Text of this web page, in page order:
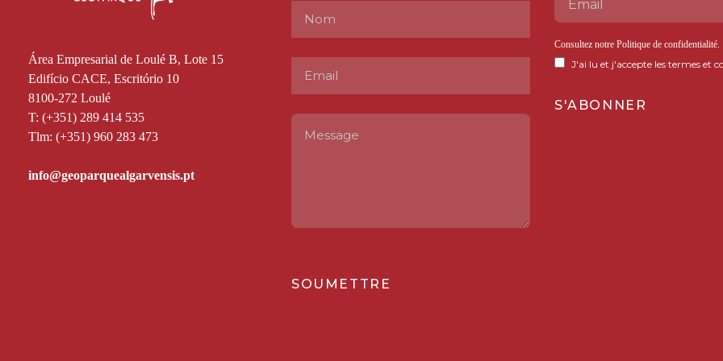
Área Empresarial de Loulé B, Lote 15
Edifício CACE, Escritório 10
8100-272 Loulé
T: (+351) 289 414 535
Tlm: (+351) 960 283 473
SOUMETTRE
Consultez notre Politique de confidentialité.
J'ai lu et j'accepte les termes et